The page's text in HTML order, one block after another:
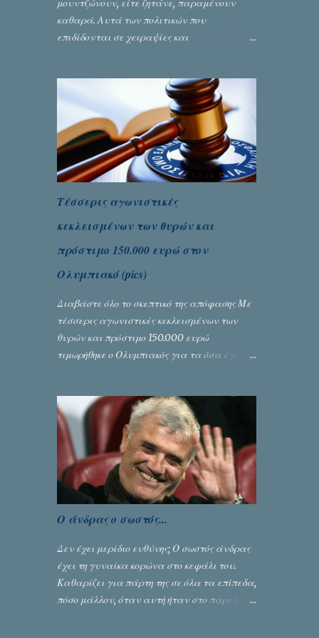
μουντζώνουν, είτε ζητάνε, παραμένουν
καθαρά. Αυτά των πολιτικών που
επιδίδονται σε χειραψίες και
Σταύρος Αλευρογιάννης
Τέσσερις αγωνιστικές
κεκλεισμένων των θυρών και
πρόστιμο 150.000 ευρώ στον
Ολυμπιακό (pics)
Διαβάστε όλο το σκεπτικό της απόφασης Με
τέσσερις αγωνιστικές κεκλεισμένων των
θυρών και πρόστιμο 150.000 ευρώ
τιμωρήθηκε ο Ολυμπιακός για τα όσα έγιναν
εξάντλησε την αυστηρότητά της,
περισσότερο λόγω του ντόρου που
δημιούργησαν τα ελεγχόμενα ΜΜΕ, αλλά
σε κάθε περίπτωση δεν επέβαλε ποινή
αφαίρεσης βαθμών, όπως απαιτούσαν,
αφού κάτι τέτοιο δεν ήταν εφικτό, σύμφωνα
με τα στοιχεία...
Ο άνδρας ο σωστός...
Δεν έχει μερίδιο ευθύνης; Ο σωστός άνδρας
έχει τη γυναίκα κορώνα στο κεφάλι του.
Καθαρίζει για πάρτη της σε όλα τα επίπεδα,
πόσο μάλλον, όταν αυτή ήταν στο παρελθόν